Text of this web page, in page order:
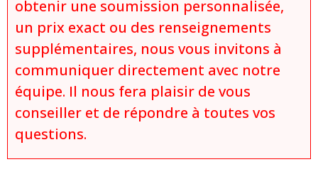
obtenir une soumission personnalisée,
un prix exact ou des renseignements
supplémentaires, nous vous invitons à
communiquer directement avec notre
équipe. Il nous fera plaisir de vous
conseiller et de répondre à toutes vos
questions.